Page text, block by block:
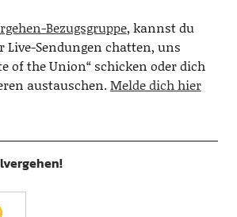
Bezugsgruppe, kannst du
Sendungen chatten, uns
of the Union“ schicken oder dich
austauschen.Melde dich hier